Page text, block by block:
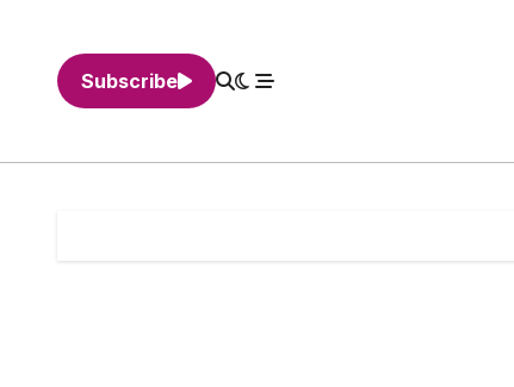
Subscribe